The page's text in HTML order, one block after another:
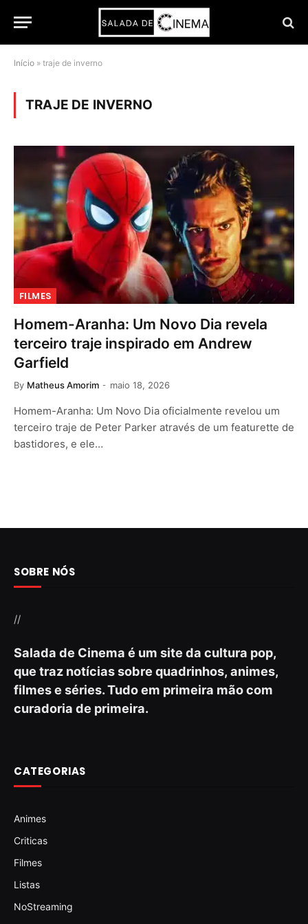
Início » traje de inverno
TRAJE DE INVERNO
FILMES
Homem-Aranha: Um Novo Dia revela
terceiro traje inspirado em Andrew
Garfield
By Matheus Amorim maio 18, 2026
Homem-Aranha: Um Novo Dia oficialmente revelou um
terceiro traje de Peter Parker através de um featurette de
bastidores, e ele…
SOBRE NÓS
//
Salada de Cinema é um site da cultura pop,
que traz notícias sobre quadrinhos, animes,
filmes e séries. Tudo em primeira mão com
curadoria de primeira.
CATEGORIAS
Animes
Criticas
Filmes
Listas
NoStreaming